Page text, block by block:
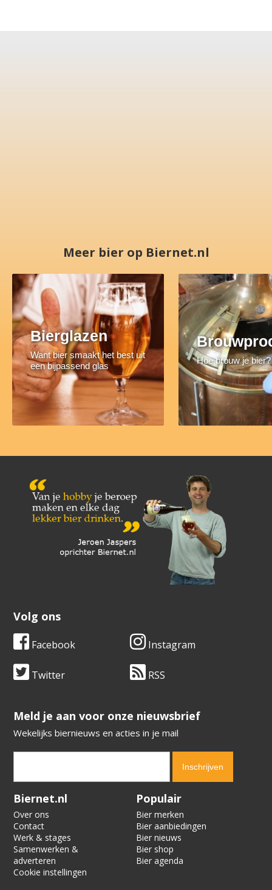
Meer bier op Biernet.nl
Bierglazen
Want bier smaakt het best uit
een bijpassend glas
Hoe brouw je bier?
Volg ons
Facebook Instagram
Twitter RSS
​​​​​​​Meld je aan voor onze nieuwsbrief
Wekelijks biernieuws en acties in je mail
Verification code:
Biernet.nl
Over ons
Contact
Werk & stages
Samenwerken &
adverteren
Cookie instellingen
Populair
Bier merken
Bier aanbiedingen
Bier nieuws
Bier shop
Bier agenda